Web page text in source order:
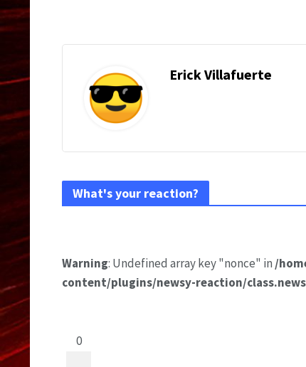
Erick Villafuerte
What's your reaction?
Warning: Undefined array key "nonce" in /
content/plugins/newsy-reaction/
0